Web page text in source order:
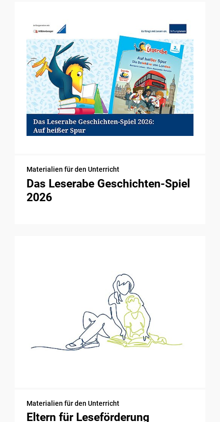
Materialien für den Unterricht
Das Leserabe Geschichten-Spiel
2026
Materialien für den Unterricht
Eltern für Leseförderung